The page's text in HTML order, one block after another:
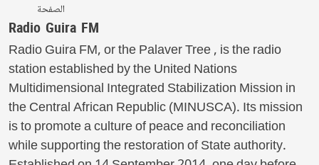
الصفحة
Radio Guira FM
Radio Guira FM, or the Palaver Tree , is the radio
station established by the United Nations
Multidimensional Integrated Stabilization Mission in
the Central African Republic (MINUSCA). Its mission
is to promote a culture of peace and reconciliation
while supporting the restoration of State authority.